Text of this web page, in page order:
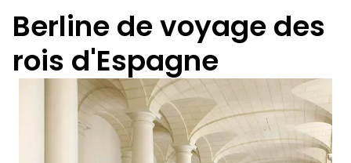
Berline de voyage des
rois d'Espagne